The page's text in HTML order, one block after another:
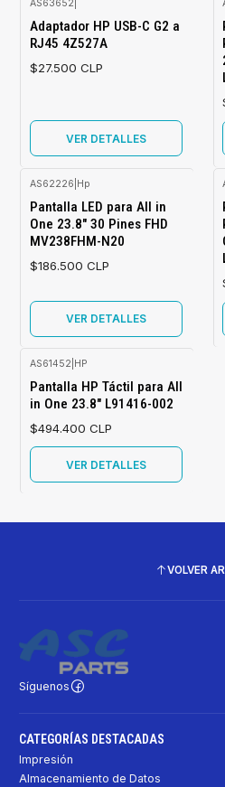
AS63652
Adaptador HP USB-C G2 a
RJ45 4Z527A
$27.500 CLP
VER DETALLES
AS62226 Hp
Pantalla LED para All in
One 23.8" 30 Pines FHD
MV238FHM-N20
$186.500 CLP
VER DETALLES
AS61452 HP
Pantalla HP Táctil para All
in One 23.8" L91416-002
$494.400 CLP
VER DETALLES
VOLVER
Síguenos
CATEGORÍAS DESTACADAS
Impresión
Almacenamiento de Datos